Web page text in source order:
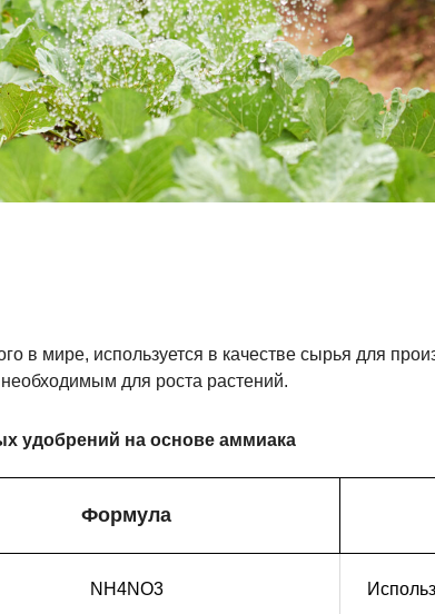
в мире, используется в качестве сырья для
для роста растений.
удобрений на основе аммиака
Формула
NH4NO3